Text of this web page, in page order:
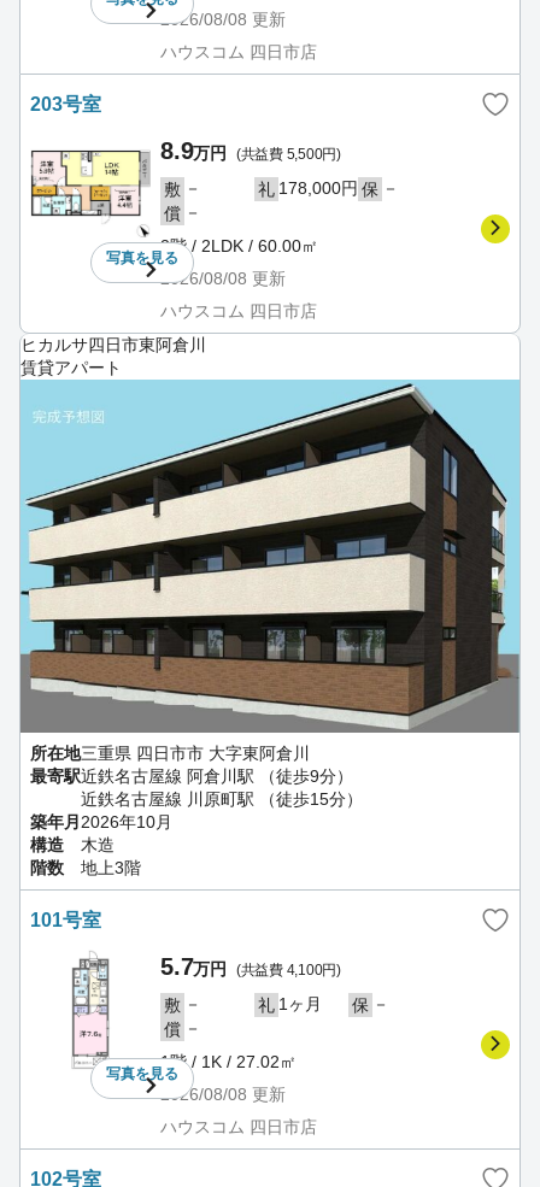
2026/08/08 更新
ハウスコム 四日市店
203号室
写真を見る
8.9万円 (共益費 5,500円)
敷 － 礼 178,000円 保 －
償 －
2階 / 2LDK / 60.00㎡
2026/08/08 更新
ハウスコム 四日市店
ヒカルサ四日市東阿倉川
賃貸アパート
所在地三重県 四日市市 大字東阿倉川
最寄駅近鉄名古屋線 阿倉川駅 （徒歩9分）
近鉄名古屋線 川原町駅 （徒歩15分）
築年月 2026年10月
構造
木造
階数
地上3階
101号室
写真を見る
5.7万円 (共益費 4,100円)
敷 － 礼 1ヶ月 保 －
償 －
1階 / 1K / 27.02㎡
2026/08/08 更新
ハウスコム 四日市店
102号室